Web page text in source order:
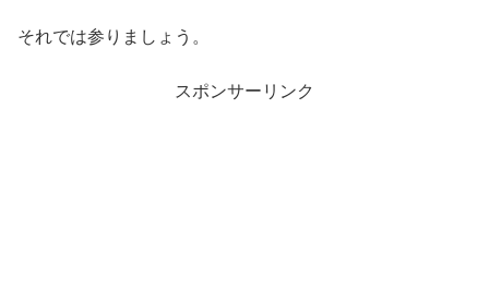
それでは参りましょう。
スポンサーリンク